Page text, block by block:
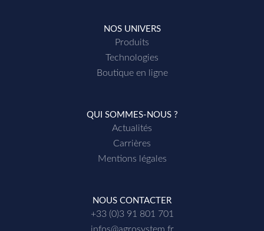
NOS UNIVERS
Produits
Technologies
Boutique en ligne
QUI SOMMES-NOUS ?
Actualités
Carrières
Mentions légales
NOUS CONTACTER
+33 (0)3 91 801 701